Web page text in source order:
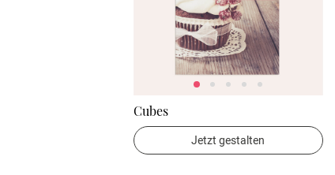
Cubes
Jetzt gestalten